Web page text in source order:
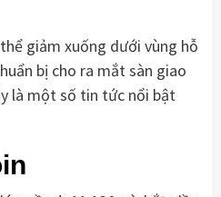
giảm xuống dưới vùng hỗ
bị cho ra mắt sàn giao
là một số tin tức nổi bật